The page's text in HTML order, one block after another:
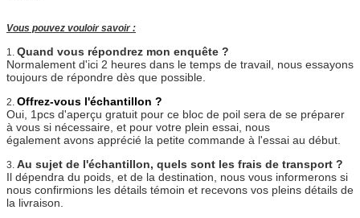
Vous pouvez vouloir savoir :
1. Quand vous répondrez mon enquête ?
Normalement d'ici 2 heures dans le temps de travail, nous essayons
toujours de répondre dès que possible.
2. Offrez-vous l'échantillon ?
Oui, 1pcs d'aperçu gratuit pour ce bloc de poil sera de se préparer
à vous si nécessaire, et pour votre plein essai, nous
également avons apprécié la petite commande à l'essai au début.
3. Au sujet de l'échantillon, quels sont les frais de transport ?
Il dépendra du poids, et de la destination, nous vous informerons si
nous confirmions les détails témoin et recevons vos pleins détails de
la livraison.